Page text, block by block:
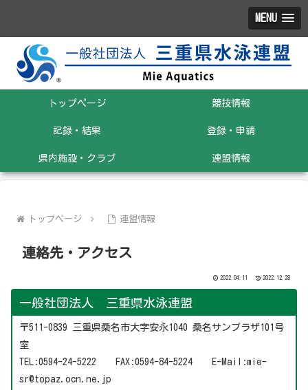
MENU
トップページ 競技情報
記録・結果 登録・申請
県内施設・クラブ 連盟情報
トップページ 連盟情報
連絡先・アクセス
2022.04.11 2022.12.28
一般社団法人 三重県水泳連盟
〒511-0839 三重県桑名市大字安永1040 桑名サンプラザ101号
室
TEL:0594-24-5222 FAX:0594-84-5224 E-Mail:mie-
sr@topaz.ocn.ne.jp